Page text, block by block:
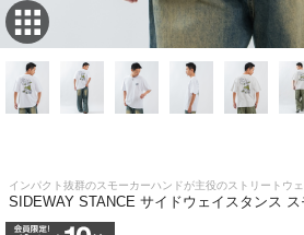
インパクト抜群のスモーカーハンドが主役のストリートウ
SIDEWAY STANCE サイドウェイスタンス